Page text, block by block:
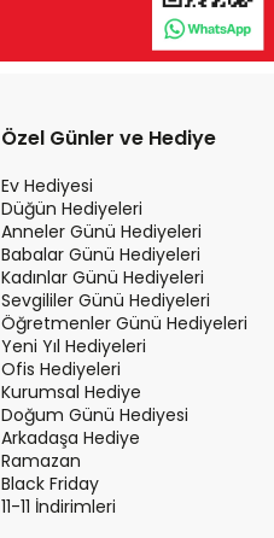
Özel Günler ve Hediye
Ev Hediyesi
Düğün Hediyeleri
Anneler Günü Hediyeleri
Babalar Günü Hediyeleri
Kadınlar Günü Hediyeleri
Sevgililer Günü Hediyeleri
Öğretmenler Günü Hediyeleri
Yeni Yıl Hediyeleri
Ofis Hediyeleri
Kurumsal Hediye
Doğum Günü Hediyesi
Arkadaşa Hediye
Ramazan
Black Friday
11-11 İndirimleri